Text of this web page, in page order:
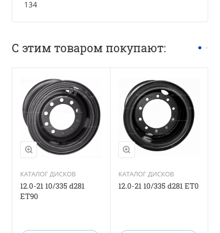
134
С этим товаром покупают:
КАТАЛОГ ДИСКОВ
12.0-21 10/335 d281
ET90
КАТАЛОГ ДИСКОВ
12.0-21 10/335 d281 ET0
Положение оси
Универсальная
ось
M+S
Да
Масса, кг
112